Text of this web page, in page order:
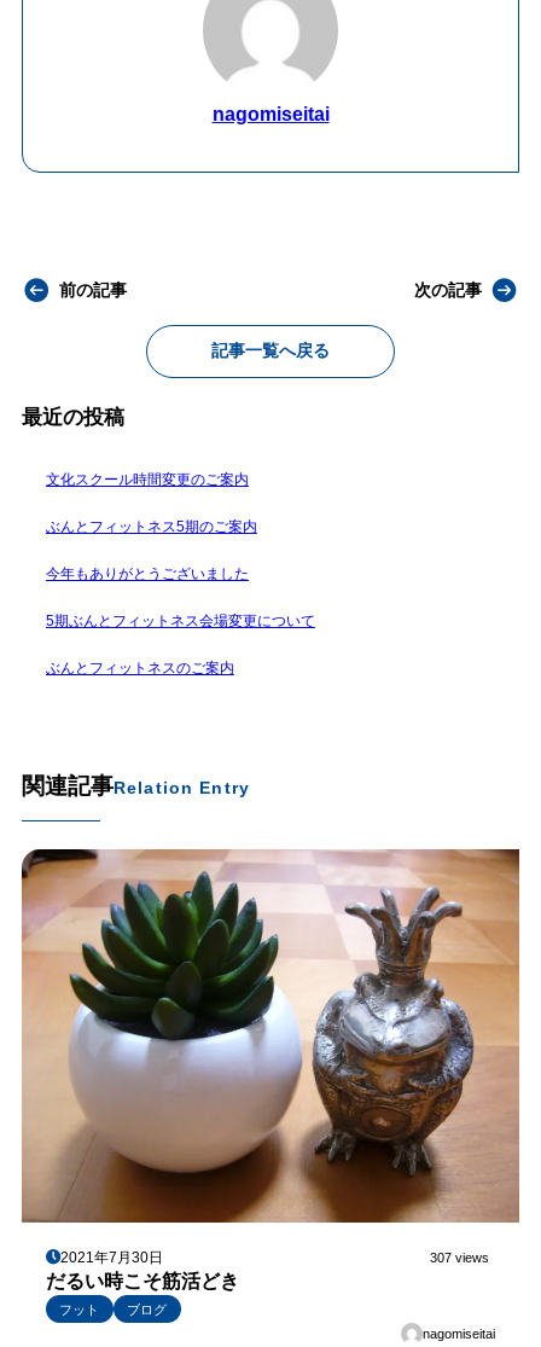
nagomiseitai
前の記事
記事一覧へ戻る
次の記事
最近の投稿
文化スクール時間変更のご案内
ぶんとフィットネス5期のご案内
今年もありがとうございました
5期ぶんとフィットネス会場変更について
ぶんとフィットネスのご案内
関連記事Relation Entry
2021年7月30日 307 views
だるい時こそ筋活どき
フット
ブログ
nagomiseitai